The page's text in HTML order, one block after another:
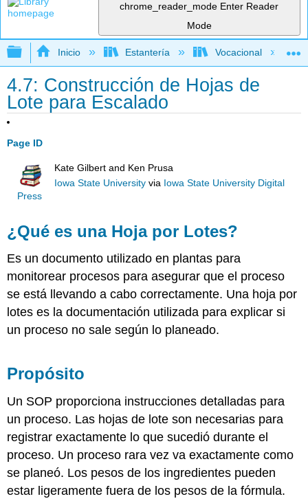
chrome_reader_mode Enter Reader
Mode
Expandir/contraer jerarquía global
Inicio Estantería Vocacional
4.7: Construcción de Hojas de
Lote para Escalado
Page ID
Kate Gilbert and Ken Prusa
Iowa State University via Iowa State University Digital
Press
¿Qué es una Hoja por Lotes?
Es un documento utilizado en plantas para
monitorear procesos para asegurar que el proceso
se está llevando a cabo correctamente. Una hoja por
lotes es la documentación utilizada para explicar si
un proceso no sale según lo planeado.
Propósito
Un SOP proporciona instrucciones detalladas para
un proceso. Las hojas de lote son necesarias para
registrar exactamente lo que sucedió durante el
proceso. Un proceso rara vez va exactamente como
se planeó. Los pesos de los ingredientes pueden
estar ligeramente fuera de los pesos de la fórmula.